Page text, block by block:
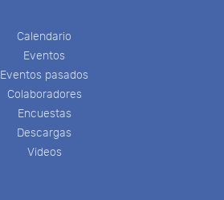
Calendario
Eventos
Eventos pasados
Colaboradores
Encuestas
Descargas
Videos